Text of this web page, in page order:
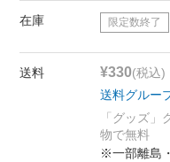
在庫 限定数終了
送料 ¥330(税込)
送料グルー
「グッズ
物で無料
※一部離島